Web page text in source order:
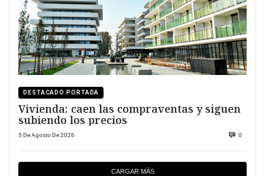
DESTACADO PORTADA
Vivienda: caen las compraventas y siguen
subiendo los precios
5 De Agosto De 2026 0
CARGAR MÁS